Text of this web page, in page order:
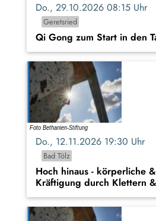
Do., 29.10.2026 08:15 Uhr
Geretsried
Qi Gong zum Start in den
Do., 12.11.2026 19:30 Uhr
Bad Tölz
Hoch hinaus - körperliche
Kräftigung durch Klettern